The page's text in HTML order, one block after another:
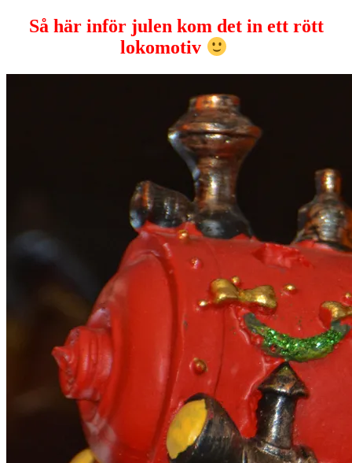
Så här inför julen kom det in ett rött
lokomotiv